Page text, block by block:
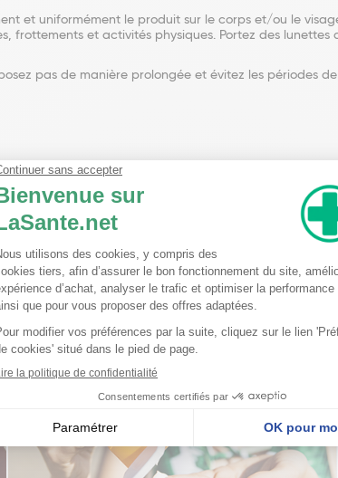
et uniformément le produit sur le corps et/ou le
frottements et activités physiques. Portez des
pas de manière prolongée et évitez les périodes de
Hexyl Benzoate, Bis-Ethylhexyloxyphenol
Lauroyl Sarcosinate, Glycerin, Diisopropyl Sebacate,
Alcohol, Capryloyl Glycine, Arginine, Tocopherol,
Sodium Gluconate, Simmondsia
Crassipes Extract,Ethyl Ferulate, Solanum
Limonene, Linalool, Citronellol, Geraniol